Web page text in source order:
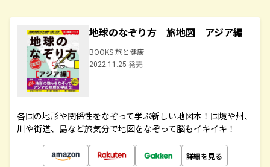
地球のなぞり方 旅地図 アジア編
BOOKS 旅と健康
2022.11.25 発売
各国の地形や関係性をなぞって学ぶ新しい地図本！国境や州、
川や街道、島など旅気分で地図をなぞって脳もイキイキ！
詳細を見る